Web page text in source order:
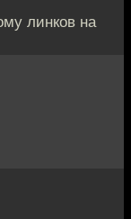
линков на